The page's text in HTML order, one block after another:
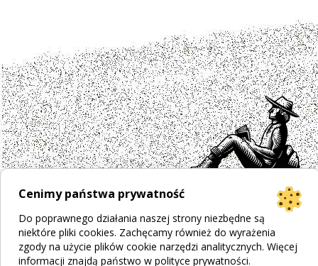
Cenimy państwa prywatność
Do poprawnego działania naszej strony niezbędne są
niektóre pliki cookies. Zachęcamy również do wyrażenia
zgody na użycie plików cookie narzędzi analitycznych. Więcej
informacji znajdą państwo w polityce prywatności.
Projekt stronyBogumiła Płachecka
Realizacja© 2026 WEBOPCJA.pl
Regulamin sklepu|Polityka prywatności |Pliki Cookies